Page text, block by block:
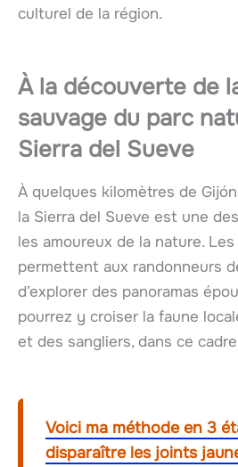
culturel de la région.
À la découverte de
sauvage du parc
Sierra del Sueve
À quelques kilomètres de
la Sierra del Sueve est une
les amoureux de la nature.
permettent aux randonneurs
d’explorer des panoramas
pourrez y croiser la faune
et des sangliers, dans ce
Voici ma méthode en 3
disparaître les joints